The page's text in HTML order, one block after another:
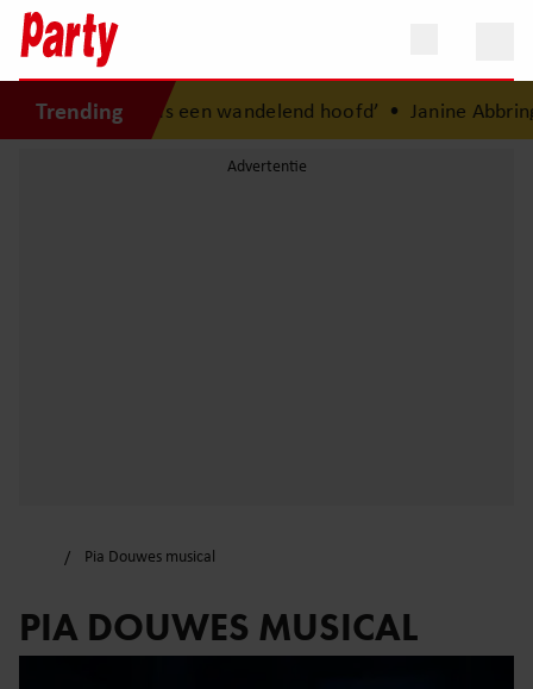
Trending
periode: ‘Ik was een wandelend hoofd’•Janine
Pia Douwes musical
PIA DOUWES MUSICAL